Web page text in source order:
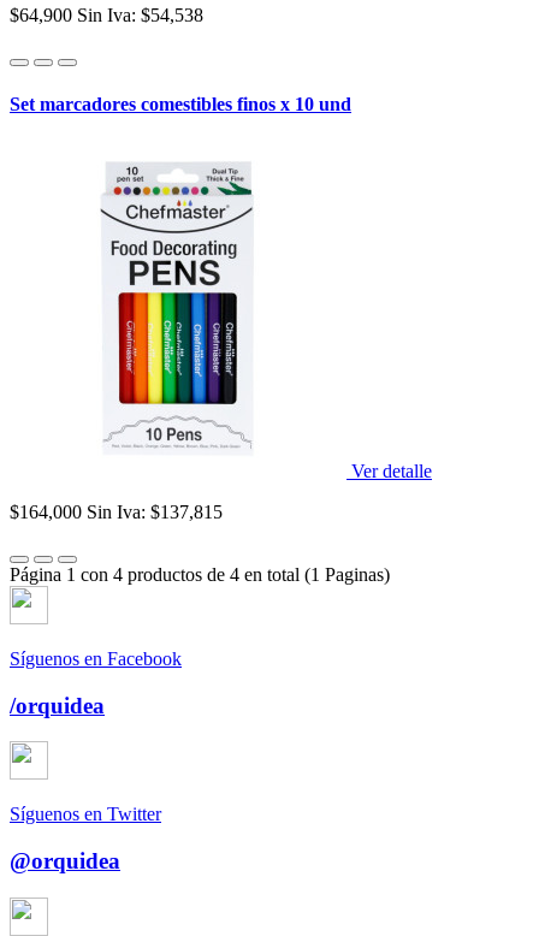
$64,900 Sin Iva: $54,538
Set marcadores comestibles finos x 10 und
Ver detalle
$164,000 Sin Iva: $137,815
Página 1 con 4 productos de 4 en total (1 Paginas)
Síguenos en Facebook
/orquidea
Síguenos en Twitter
@orquidea